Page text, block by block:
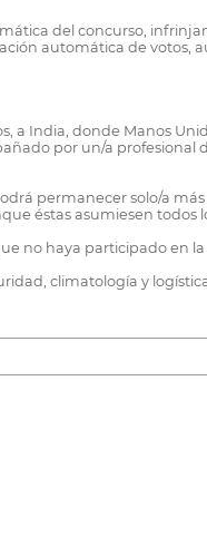
del concurso,
automática de votos,
India, donde Manos
por un/a
permanecer solo/a
éstas asumiesen todos
no haya participado en
climatología y